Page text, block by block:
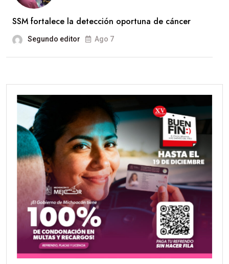
SSM fortalece la detección oportuna de cáncer
Segundo editor Ago 7